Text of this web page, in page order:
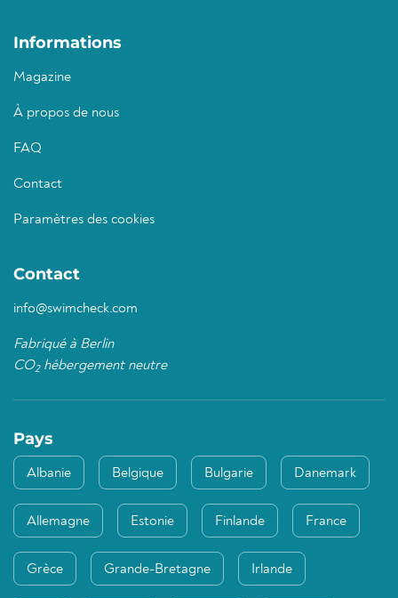
Informations
Magazine
À propos de nous
FAQ
Contact
Paramètres des cookies
Contact
info@swimcheck.com
Fabriqué à Berlin
CO2hébergement neutre
Pays
Albanie Belgique Bulgarie Danemark
Allemagne Estonie Finlande France
Grèce Grande-Bretagne Irlande